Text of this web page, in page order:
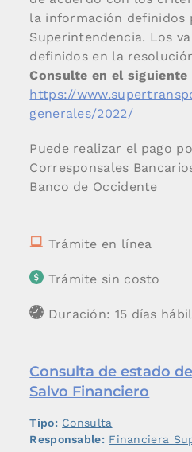
la información definidos
Superintendencia. Los
definidos en la
Consulte en el siguiente
https://
generales/2022/
Puede realizar el pago
Corresponsales
Banco de Occidente
Trámite en línea
Trámite sin costo
Duración: 15 días
Consulta de estado
Salvo Financiero
Tipo: Consulta
Responsable: Financiera